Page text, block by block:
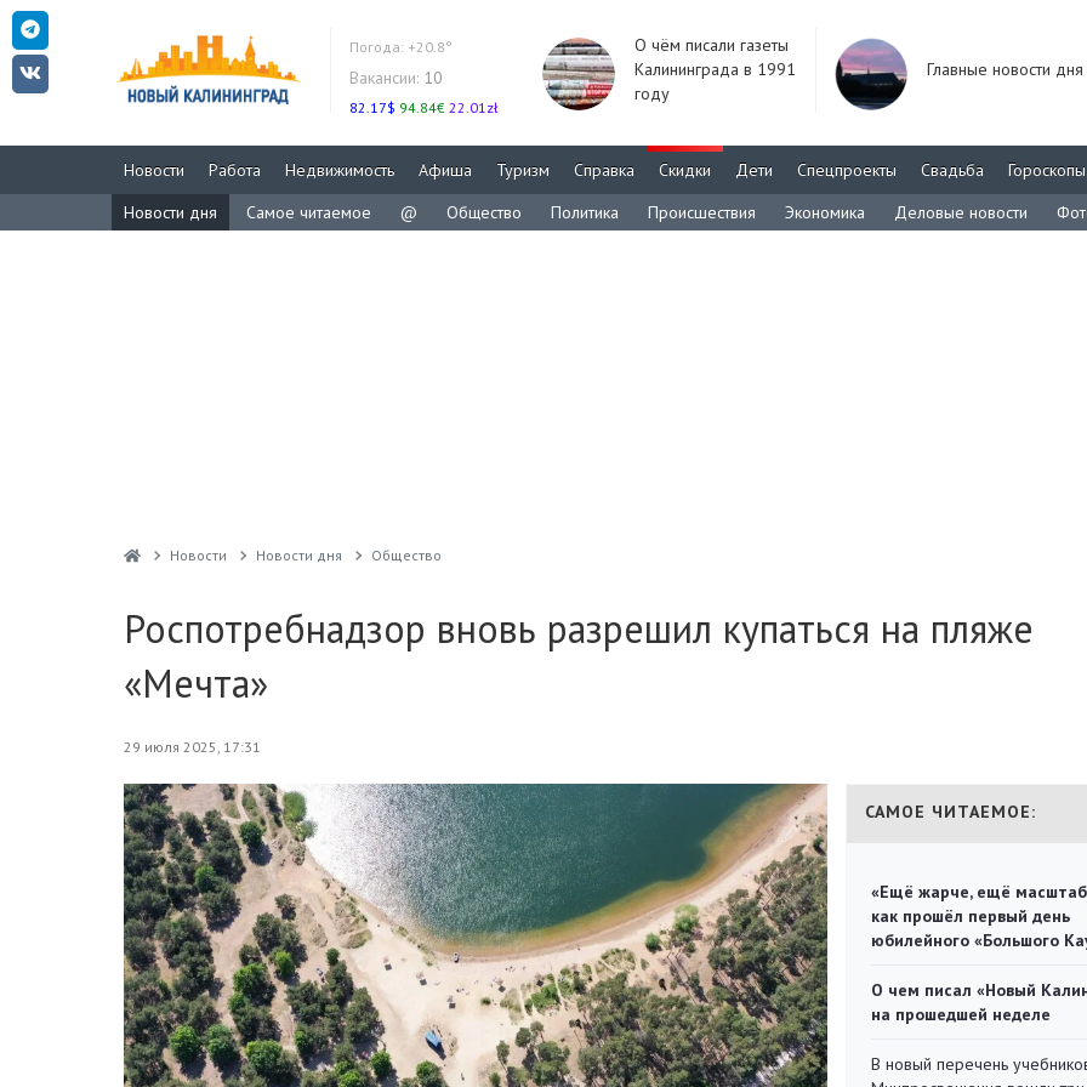
Погода: +20.8°
Вакансии: 10
82.17$ 94.84€ 22.01zł
О чём писали газеты
Калининграда в 1991
году
Главные новости дня
Новости Работа Недвижимость Афиша Туризм Справка Скидки Дети Спецпроекты Свадьба
Гороскопы
Новости дня
Самое читаемое @ Общество Политика Происшествия Экономика Деловые новости
Новости Новости дня Общество
Роспотребнадзор вновь разрешил купаться на пляже
«Мечта»
29 июля 2025, 17:31
САМОЕ ЧИТАЕМОЕ:
«Ещё жарче, ещё
как прошёл первый день
юбилейного «Большого
О чем писал «Новый
на прошедшей неделе
В новый перечень